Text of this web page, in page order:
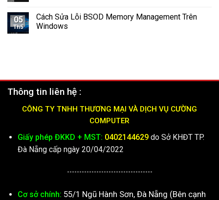
05
Th5
Cách Sửa Lỗi BSOD Memory Management Trên
Windows
Thông tin liên hệ :
CÔNG TY TNHH THƯƠNG MẠI VÀ DỊCH VỤ CƯỜNG
COMPUTER
Giấy phép ĐKKD + MST: 0402144629do Sở KHĐT TP.
Đà Nẵng cấp ngày 20/04/2022
-----------------------------------
Cơ sở chính: 55/1 Ngũ Hành Sơn, Đà Nẵng (Bên cạnh